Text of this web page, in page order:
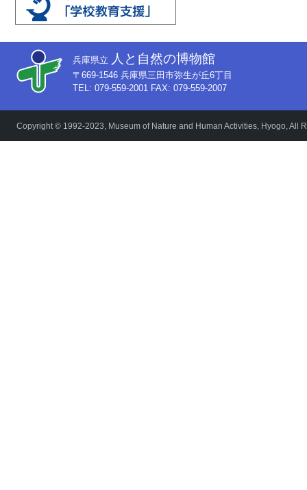
兵庫県立 人と自然の博物館
〒669-1546 兵庫県三田市弥生が丘6丁目
TEL: 079-559-2001 FAX: 079-559-2007
Copyright © 1992-2023, Museum of Nature and Human Activities, Hyogo, All